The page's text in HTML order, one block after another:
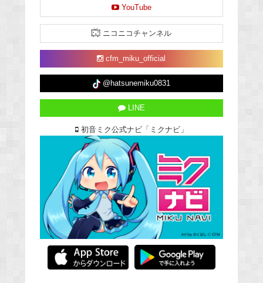
YouTube
ニコニコチャンネル
cfm_miku_official
@hatsunemiku0831
LINE
初音ミク公式ナビ「ミクナビ」